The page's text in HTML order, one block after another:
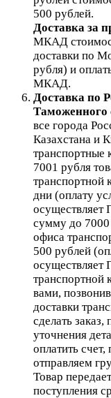
500 рублей.
Доставка за
МКАД
доставки по
рубля) и
МКАД.
Доставка по
Таможенного
все города
Казахстана и
транспортные
7001 рубля
транспортной
дни (оплату
осуществляет
сумму до 7000
офиса
500 рублей
осуществляет
транспортной
вами,
доставки
сделать
уточнения
оплатить
отправляем
Товар
поступления